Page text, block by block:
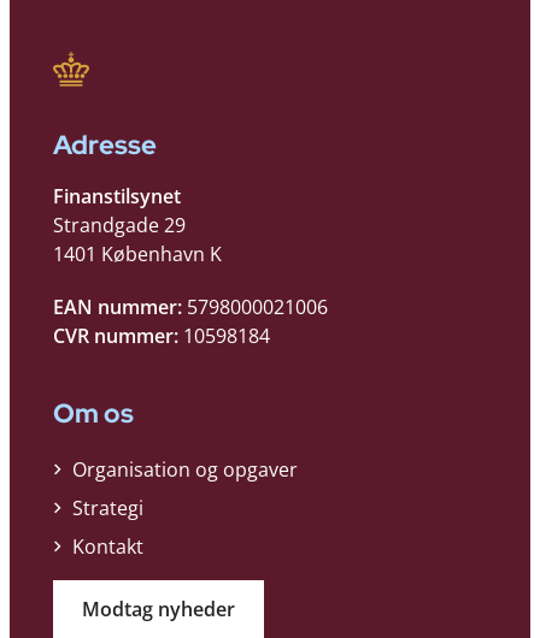
Adresse
Finanstilsynet
Strandgade 29
1401 København K
EAN nummer: 5798000021006
CVR nummer: 10598184
Om os
Organisation og opgaver
Strategi
Kontakt
Modtag nyheder